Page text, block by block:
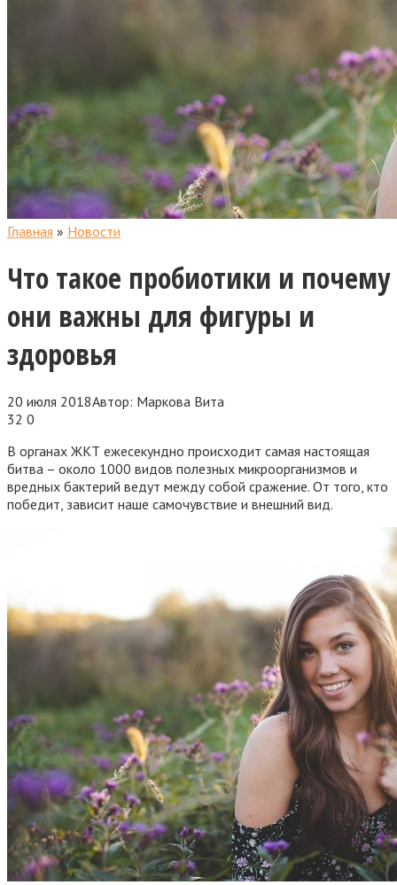
Главная » Новости
Что такое пробиотики и почему
они важны для фигуры и
здоровья
20 июля 2018Автор: Маркова Вита
32 0
В органах ЖКТ ежесекундно происходит самая настоящая
битва – около 1000 видов полезных микроорганизмов и
вредных бактерий ведут между собой сражение. От того, кто
победит, зависит наше самочувствие и внешний вид.